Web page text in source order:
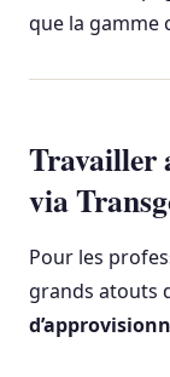
que la gamme
Travailler
via
Pour les
grands atouts